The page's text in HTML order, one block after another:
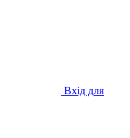
Вхід для